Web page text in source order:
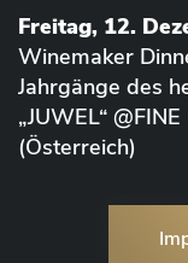
Freitag, 12.
Winemaker
Jahrgänge des
„JUWEL“
(Österreich)